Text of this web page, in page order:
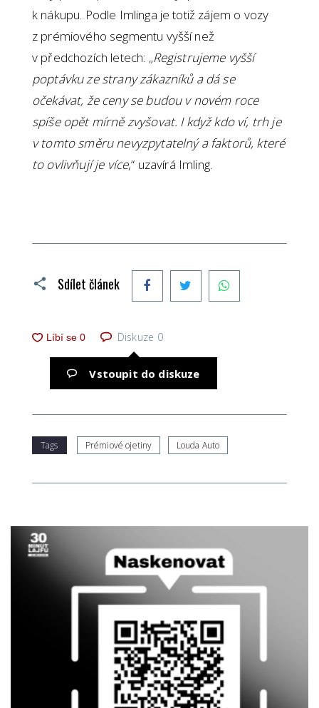
k nákupu. Podle Imlinga je totiž zájem o vozy
z prémiového segmentu vyšší než
v předchozích letech: „Registrujeme vyšší
poptávku ze strany zákazníků a dá se
očekávat, že ceny se budou v novém roce
spíše opět mírně zvyšovat. I když kdo ví, trh je
v tomto směru nevyzpytatelný a faktorů, které
to ovlivňují je více,“ uzavírá Imling.
Sdílet článek FacebookTwitter
Diskuze 0
Vstoupit do diskuze
Tags Prémiové ojetiny Louda Auto